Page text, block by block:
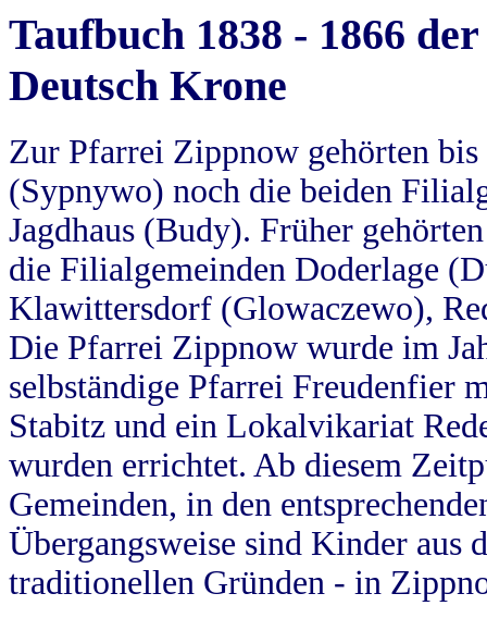
Taufbuch 1838 - 1866
Deutsch Krone
Zur Pfarrei Zippnow gehörten
(Sypnywo) noch die beiden
Jagdhaus (Budy). Früher
die Filialgemeinden Doderlage
Klawittersdorf (Glowaczewo),
Die Pfarrei Zippnow wurde im
selbständige Pfarrei Freudenfier
Stabitz und ein Lokalvikariat
wurden errichtet. Ab diesem
Gemeinden, in den
Übergangsweise sind Kinder aus
traditionellen Gründen - in